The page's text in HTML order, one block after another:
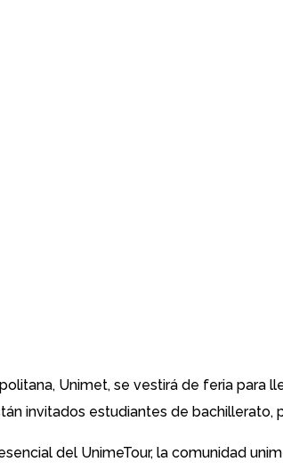
Unimet, se vestirá de feria para
invitados estudiantes de bachillerato,
del UnimeTour, la comunidad